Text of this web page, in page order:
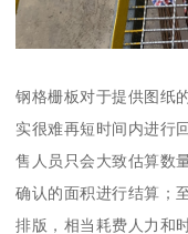
钢格栅板对于提供图纸
实很难再短时间内进行
售人员只会大致估算数
确认的面积进行结算；
排版，相当耗费人力和